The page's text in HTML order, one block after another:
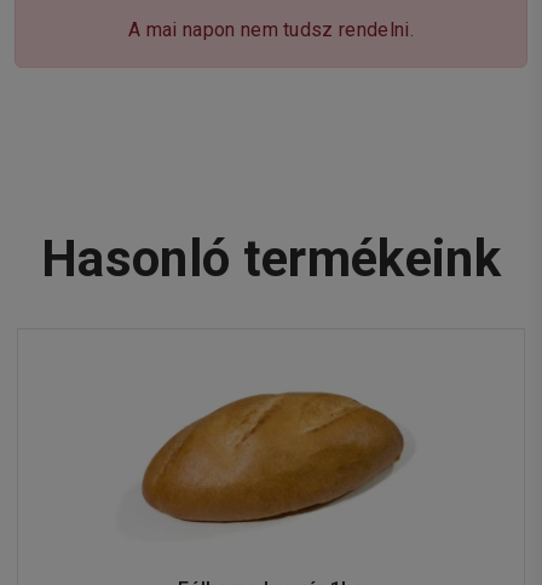
A mai napon nem tudsz rendelni.
Hasonló termékeink